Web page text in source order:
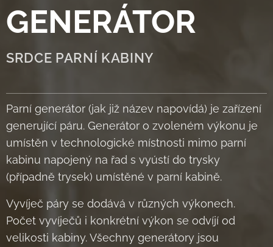
GENERÁTOR
SRDCE PARNÍ KABINY
Parní generátor (jak již název napovídá) je zařízení
generující páru. Generátor o zvoleném výkonu je
umístěn v technologické místnosti mimo parní
kabinu napojený na řad s vyústí do trysky
(případně trysek) umístěné v parní kabině.
Vyvíječ páry se dodává v různých výkonech.
Počet vyvíječů i konkrétní výkon se odvíjí od
velikosti kabiny. Všechny generátory jsou